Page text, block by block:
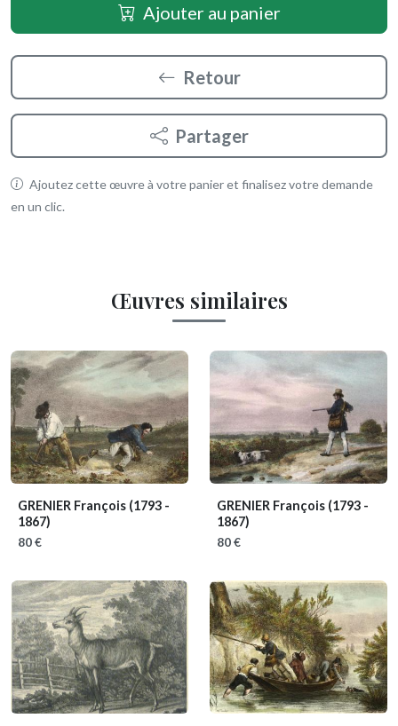
Ajouter au panier
Retour
Partager
Ajoutez cette œuvre à votre panier et finalisez votre demande
en un clic.
Œuvres similaires
GRENIER François (1793 -
1867)
80 €
GRENIER François (1793 -
1867)
80 €